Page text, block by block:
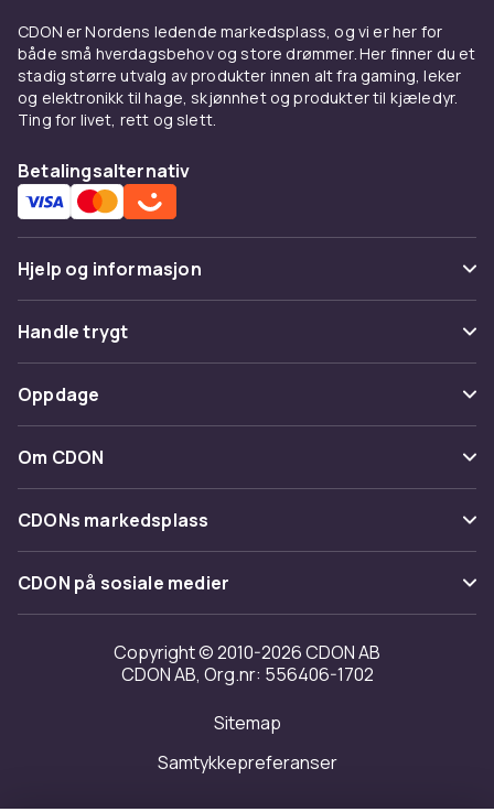
CDON er Nordens ledende markedsplass, og vi er her for
både små hverdagsbehov og store drømmer. Her finner du et
stadig større utvalg av produkter innen alt fra gaming, leker
og elektronikk til hage, skjønnhet og produkter til kjæledyr.
Ting for livet, rett og slett.
Betalingsalternativ
Hjelp og informasjon
Vanlige spørsmål
Spor pakke
Angre & returner her
Kontakt oss
Handle trygt
Betaling
Levering
Tilbakekallinger
Oppdage
Kategorier
Varemerker
Om CDON
Om oss
Kundeanmeldelser
Jobbe på CDON
Investor relations
Tilgjengelighet
CDONs markedsplass
Merchant Help Center
CDON på sosiale medier
Copyright © 2010-2026 CDON AB
CDON AB, Org.nr: 556406-1702
Sitemap
Samtykkepreferanser